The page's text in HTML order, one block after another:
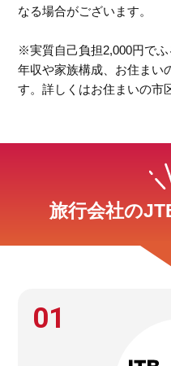
なる場合がございます。
※実質自己負担2,000円でふ
年収や家族構成、お住まい
す。詳しくはお住まいの市
旅行会社の
01